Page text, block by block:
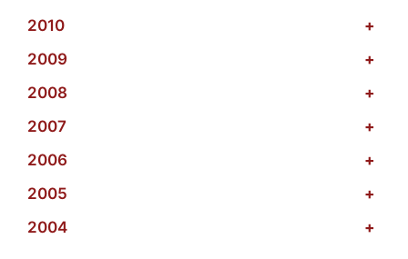
2010
+
2009
+
2008
+
2007
+
2006
+
2005
+
2004
+